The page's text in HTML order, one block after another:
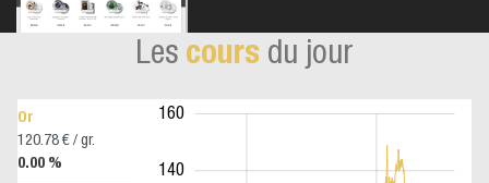
Les cours du jour
Or
120.78 € / gr.
0.00 %
140
160